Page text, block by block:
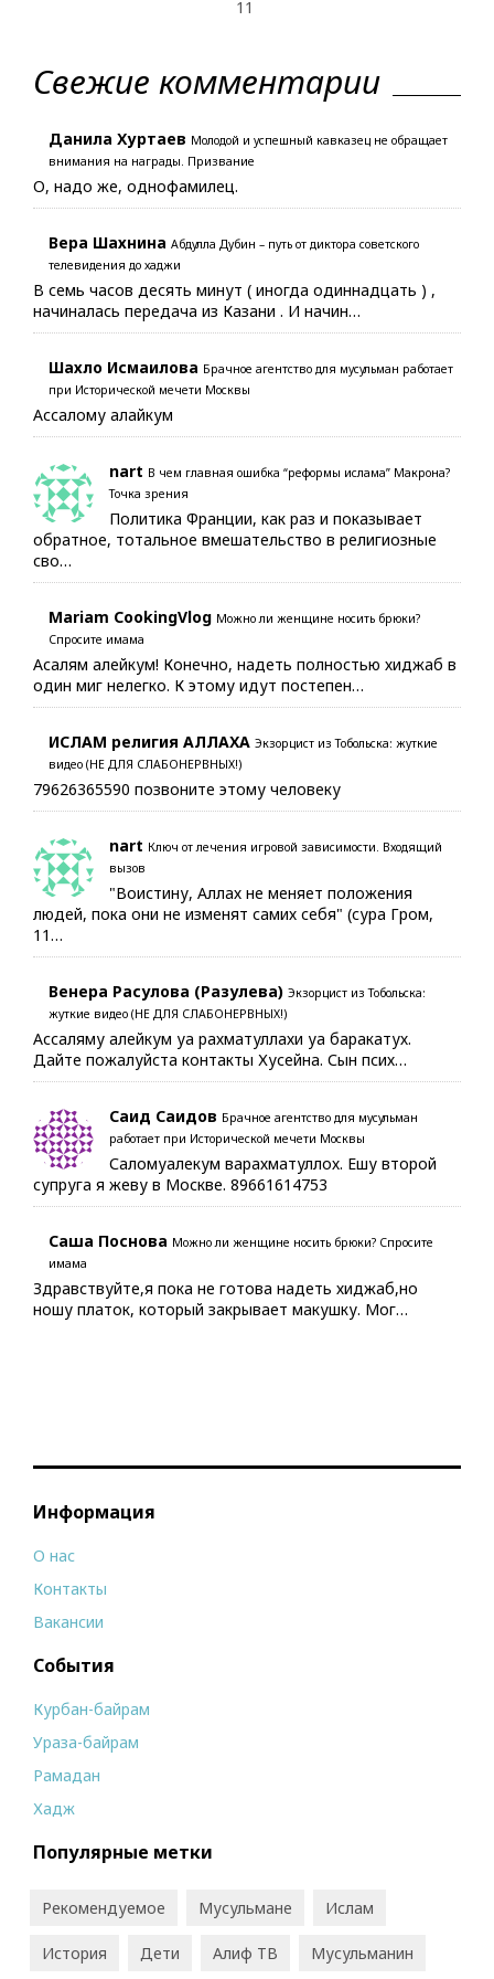
11
Свежие комментарии
Данила Хуртаев Молодой и успешный кавказец не обращает
внимания на награды. Призвание
О, надо же, однофамилец.
Вера Шахнина Абдулла Дубин – путь от диктора советского
телевидения до хаджи
В семь часов десять минут ( иногда одиннадцать ) ,
начиналась передача из Казани . И начин…
Шахло Исмаилова Брачное агентство для мусульман работает
при Исторической мечети Москвы
Ассалому алайкум
nart В чем главная ошибка “реформы ислама” Макрона?
Точка зрения
Политика Франции, как раз и показывает
обратное, тотальное вмешательство в религиозные
сво…
Mariam CookingVlog Можно ли женщине носить брюки?
Спросите имама
Асалям алейкум! Конечно, надеть полностью хиджаб в
один миг нелегко. К этому идут постепен…
ИСЛАМ религия АЛЛАХА Экзорцист из Тобольска: жуткие
видео (НЕ ДЛЯ СЛАБОНЕРВНЫХ!)
79626365590 позвоните этому человеку
nart Ключ от лечения игровой зависимости. Входящий
вызов
"Воистину, Аллах не меняет положения
людей, пока они не изменят самих себя" (сура Гром,
11…
Венера Расулова (Разулева) Экзорцист из Тобольска:
жуткие видео (НЕ ДЛЯ СЛАБОНЕРВНЫХ!)
Ассаляму алейкум уа рахматуллахи уа баракатух.
Дайте пожалуйста контакты Хусейна. Сын псих…
Саид Саидов Брачное агентство для мусульман
работает при Исторической мечети Москвы
Саломуалекум варахматуллох. Ешу второй
супруга я жеву в Москве. 89661614753
Саша Поснова Можно ли женщине носить брюки? Спросите
имама
Здравствуйте,я пока не готова надеть хиджаб,но
ношу платок, который закрывает макушку. Мог…
Информация
О нас
Контакты
Вакансии
События
Курбан-байрам
Ураза-байрам
Рамадан
Хадж
Популярные метки
Рекомендуемое Мусульмане Ислам
История Дети Алиф ТВ Мусульманин